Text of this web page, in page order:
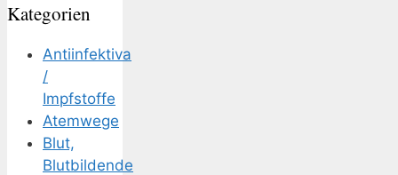
Kategorien
Antiinfektiva
/
Impfstoffe
Atemwege
Blut,
Blutbildende